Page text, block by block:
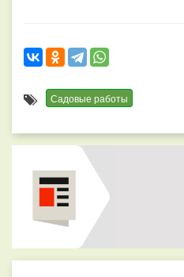
Садовые работы